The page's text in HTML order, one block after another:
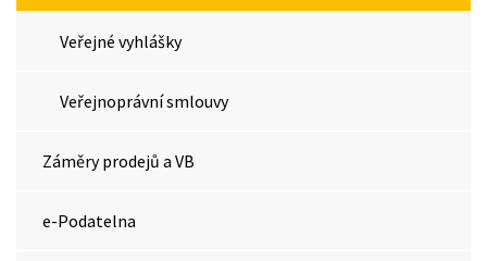
Veřejné vyhlášky
Veřejnoprávní smlouvy
Záměry prodejů a VB
e-Podatelna